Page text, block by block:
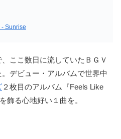
ここ数日に流していたＢＧＶ
デビュー・アルバムで世界中
２枚目のアルバム『Feels Like
飾る心地好い１曲を。